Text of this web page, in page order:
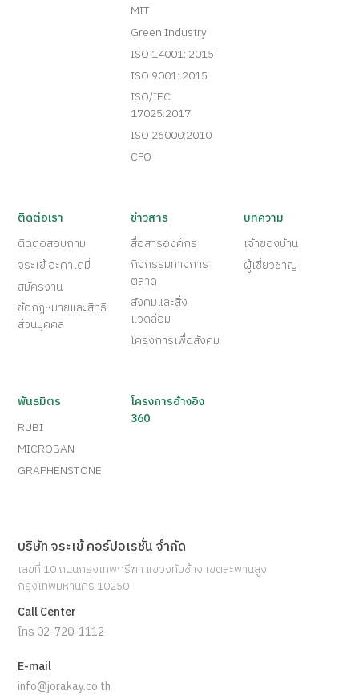
MIT
Green Industry
ISO 14001: 2015
ISO 9001: 2015
ISO/IEC
17025:2017
ISO 26000:2010
CFO
ติดต่อเรา
ติดต่อสอบถาม
จระเข้ อะคาเดมี่
สมัครงาน
ข้อกฎหมายและสิทธิ
ส่วนบุคคล
ข่าวสาร
สื่อสารองค์กร
กิจกรรมทางการ
ตลาด
สังคมและสิ่ง
แวดล้อม
โครงการเพื่อสังคม
บทความ
เจ้าของบ้าน
ผู้เชี่ยวชาญ
พันธมิตร
RUBI
MICROBAN
GRAPHENSTONE
โครงการอ้างอิง
360
บริษัท จระเข้ คอร์ปอเรชั่น จำกัด
เลขที่ 10 ถนนกรุงเทพกรีฑา แขวงทับช้าง เขตสะพานสูง
กรุงเทพมหานคร 10250
Call Center
โทร 02-720-1112
E-mail
info@jorakay.co.th